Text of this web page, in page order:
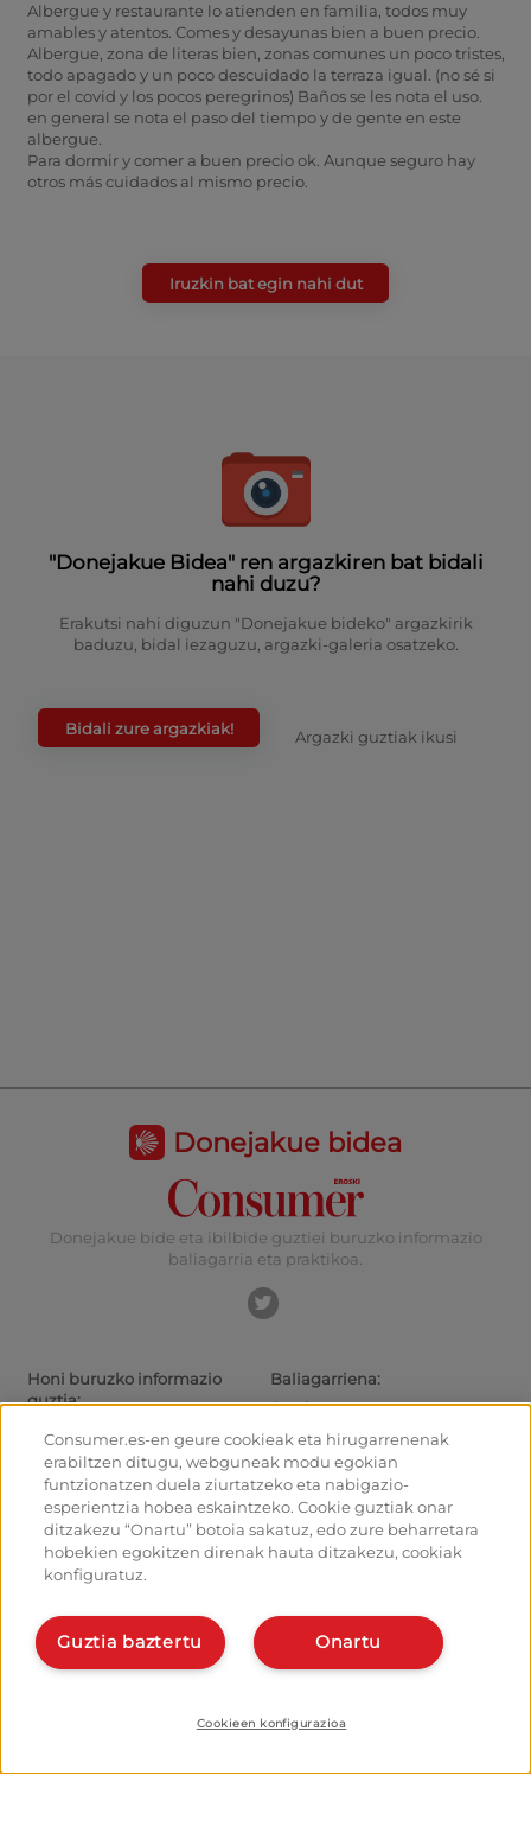
Albergue y restaurante lo atienden en familia, todos muy
amables y atentos. Comes y desayunas bien a buen precio.
Albergue, zona de literas bien, zonas comunes un poco tristes,
todo apagado y un poco descuidado la terraza igual. (no sé si
por el covid y los pocos peregrinos) Baños se les nota el uso.
en general se nota el paso del tiempo y de gente en este
albergue.
Para dormir y comer a buen precio ok. Aunque seguro hay
otros más cuidados al mismo precio.
Iruzkin bat egin nahi dut
"Donejakue Bidea" ren argazkiren bat bidali
nahi duzu?
Erakutsi nahi diguzun "Donejakue bideko" argazkirik
baduzu, bidal iezaguzu, argazki-galeria osatzeko.
Bidali zure argazkiak! Argazki guztiak ikusi
Donejakue bidea
Donejakue bide eta ibilbide guztiei buruzko informazio
baliagarria eta praktikoa.
Honi buruzko informazio
guztia:
Donejakue bidea bizikletaz
Aterpetxeak
Monumentuak
Foroa
Donejakue bideko argazkiak
Baliagarriena:
Gaurkotasuna
Irteeretara nola iritsi
Nola irten Santiagotik
Kalkulagailua
Historia
Ostalariak:
Eman alta zure aterpeari
Ezagut gaitzazu:
Eman alta planifikatzailean
Bideko aplikazioak
Consumer.es-en geure cookieak eta hirugarrenenak
erabiltzen ditugu, webguneak modu egokian
funtzionatzen duela ziurtatzeko eta nabigazio-
esperientzia hobea eskaintzeko. Cookie guztiak onar
ditzakezu “Onartu” botoia sakatuz, edo zure beharretara
hobekien egokitzen direnak hauta ditzakezu, cookiak
konfiguratuz.
Onartu
Guztia baztertu
Cookieen konfigurazioa